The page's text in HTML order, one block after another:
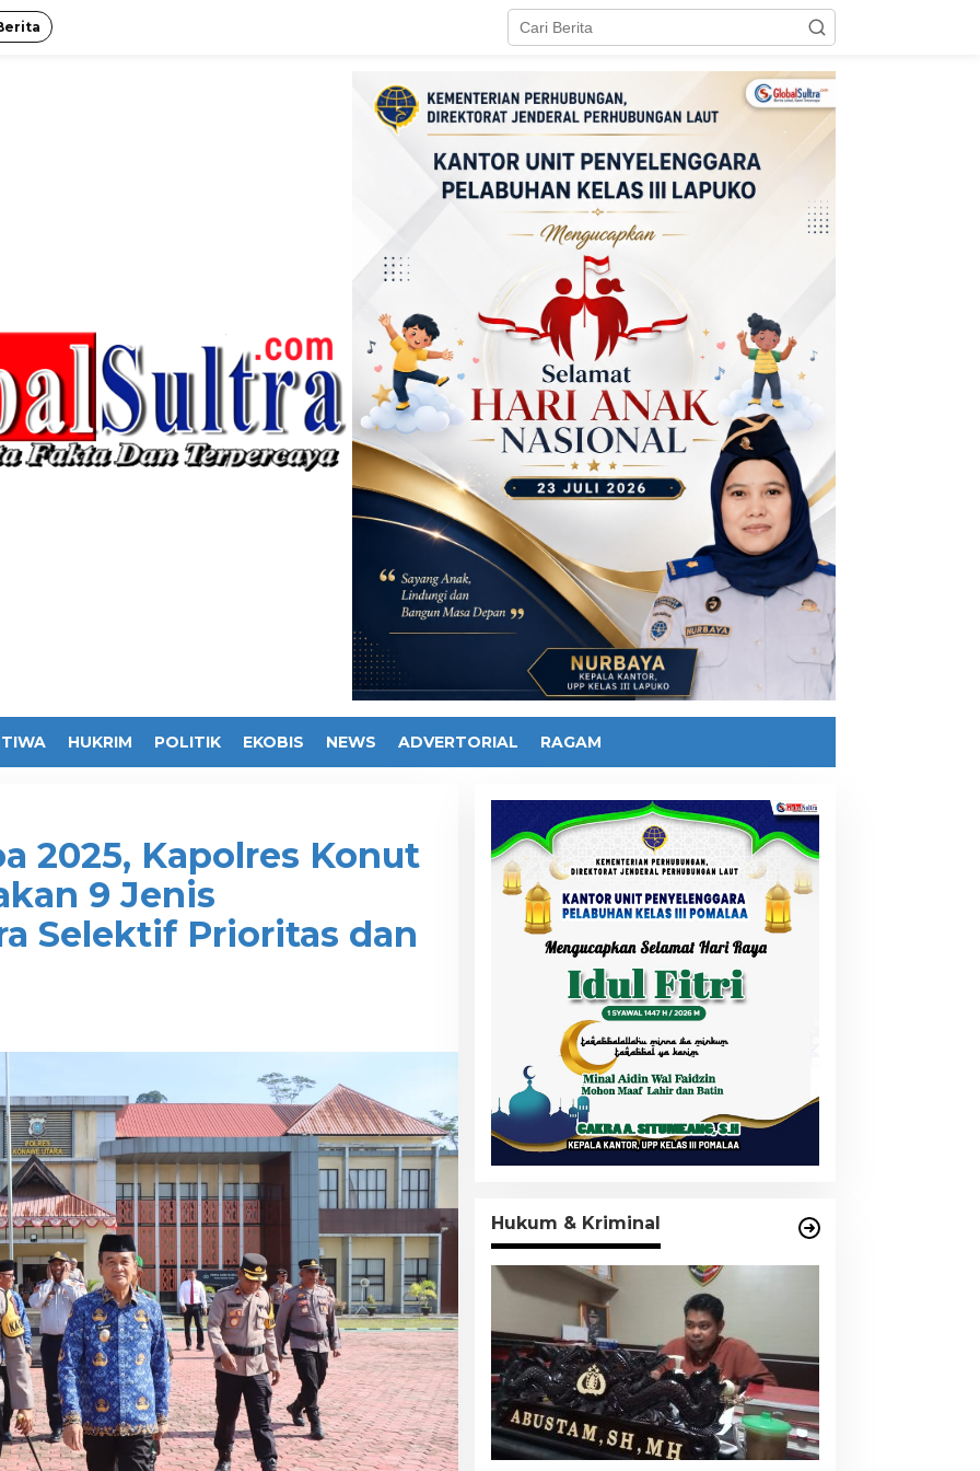
HUKRIM POLITIK EKOBIS NEWS ADVERTORIAL RAGAM
2025, Kapolres Konut
9 Jenis
Selektif Prioritas dan
Hukum & Kriminal